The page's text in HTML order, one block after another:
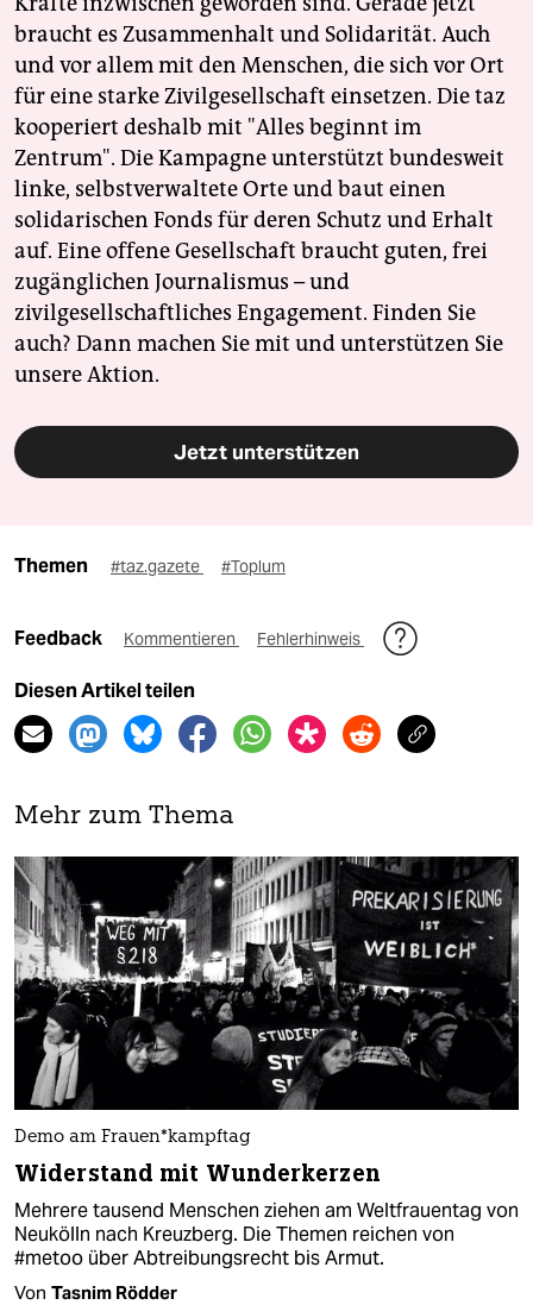
braucht es Zusammenhalt und Solidarität. Auch
und vor allem mit den Menschen, die sich vor Ort
für eine starke Zivilgesellschaft einsetzen. Die taz
kooperiert deshalb mit "Alles beginnt im
Zentrum". Die Kampagne unterstützt bundesweit
linke, selbstverwaltete Orte und baut einen
solidarischen Fonds für deren Schutz und Erhalt
auf. Eine offene Gesellschaft braucht guten, frei
zugänglichen Journalismus – und
zivilgesellschaftliches Engagement. Finden Sie
auch? Dann machen Sie mit und unterstützen Sie
unsere Aktion.
Jetzt unterstützen
Themen #taz.gazete #Toplum
Feedback Kommentieren Fehlerhinweis
Diesen Artikel teilen
Mehr zum Thema
Demo am Frauen*kampftag
Widerstand mit Wunderkerzen
Mehrere tausend Menschen ziehen am Weltfrauentag von
Neukölln nach Kreuzberg. Die Themen reichen von
#metoo über Abtreibungsrecht bis Armut.
Von Tasnim Rödder